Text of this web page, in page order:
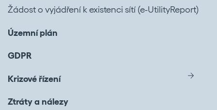
Žádost o vyjádření k existenci sítí (e-UtilityReport)
Územní plán
GDPR
Krizové řízení
Ztráty a nálezy